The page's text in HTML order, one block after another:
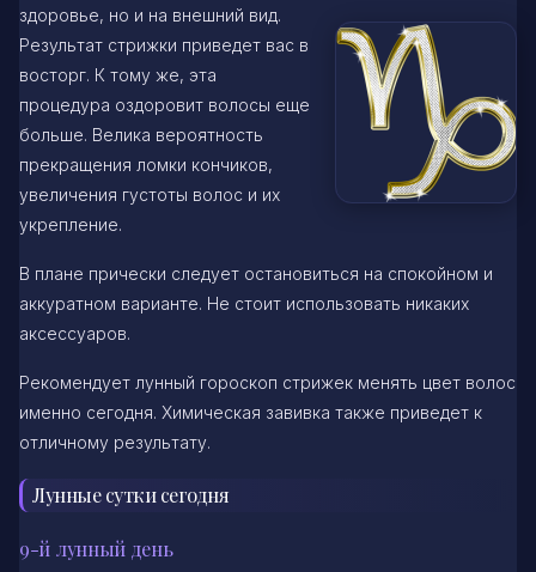
здоровье, но и на внешний вид.
Результат стрижки приведет вас в
восторг. К тому же, эта
процедура оздоровит волосы еще
больше. Велика вероятность
прекращения ломки кончиков,
увеличения густоты волос и их
укрепление.
В плане прически следует остановиться на спокойном и
аккуратном варианте. Не стоит использовать никаких
аксессуаров.
Рекомендует лунный гороскоп стрижек менять цвет волос
именно сегодня. Химическая завивка также приведет к
отличному результату.
Лунные сутки сегодня
9-й лунный день